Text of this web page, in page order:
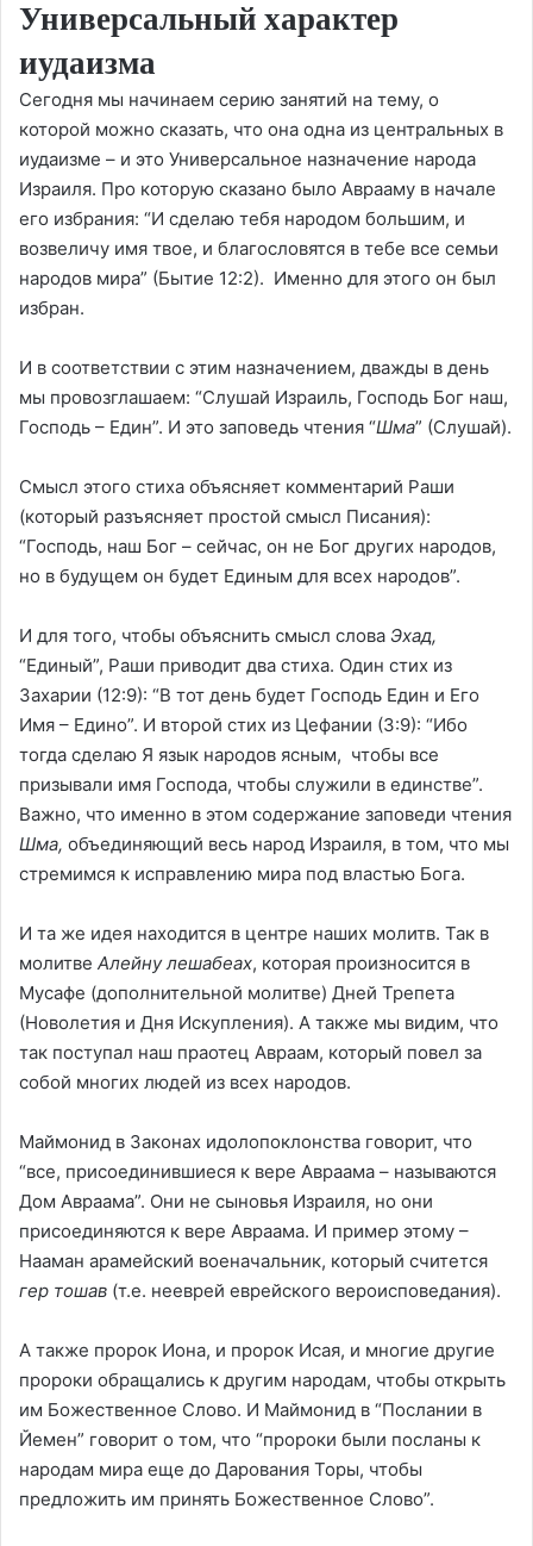
Универсальный характер
иудаизма
Сегодня мы начинаем серию занятий на тему, о
которой можно сказать, что она одна из центральных в
иудаизме – и это Универсальное назначение народа
Израиля. Про которую сказано было Аврааму в начале
его избрания: “И сделаю тебя народом большим, и
возвеличу имя твое, и благословятся в тебе все семьи
народов мира” (Бытие 12:2). Именно для этого он был
избран.
И в соответствии с этим назначением, дважды в день
мы провозглашаем: “Слушай Израиль, Господь Бог наш,
Господь – Един”. И это заповедь чтения “Шма” (Слушай).
Смысл этого стиха объясняет комментарий Раши
(который разъясняет простой смысл Писания):
“Господь, наш Бог – сейчас, он не Бог других народов,
но в будущем он будет Единым для всех народов”.
И для того, чтобы объяснить смысл словаЭхад,
“Единый”, Раши приводит два стиха. Один стих из
Захарии (12:9): “В тот день будет Господь Един и Его
Имя – Едино”. И второй стих из Цефании (3:9): “Ибо
тогда сделаю Я язык народов ясным, чтобы все
призывали имя Господа, чтобы служили в единстве”.
Важно, что именно в этом содержание заповеди чтения
Шма, объединяющий весь народ Израиля, в том, что мы
стремимся к исправлению мира под властью Бога.
И та же идея находится в центре наших молитв. Так в
молитвеАлейну лешабеах, которая произносится в
Мусафе (дополнительной молитве) Дней Трепета
(Новолетия и Дня Искупления). А также мы видим, что
так поступал наш праотец Авраам, который повел за
собой многих людей из всех народов.
Маймонид в Законах идолопоклонства говорит, что
“все, присоединившиеся к вере Авраама – называются
Дом Авраама”. Они не сыновья Израиля, но они
присоединяются к вере Авраама. И пример этому –
Нааман арамейский военачальник, который считется
гер тошав (т.е. нееврей еврейского вероисповедания).
А также пророк Иона, и пророк Исая, и многие другие
пророки обращались к другим народам, чтобы открыть
им Божественное Слово. И Маймонид в “Послании в
Йемен” говорит о том, что “пророки были посланы к
народам мира еще до Дарования Торы, чтобы
предложить им принять Божественное Слово”.